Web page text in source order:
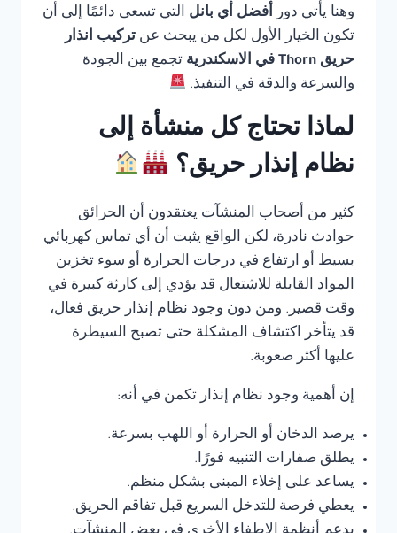
وهنا يأتي دور أفضل أي بانل التي تسعى دائمًا إلى أن
تكون الخيار الأول لكل من يبحث عن تركيب انذار
حريق Thorn في الاسكندرية
تجمع بين الجودة
والسرعة والدقة في التنفيذ.
لماذا تحتاج كل منشأة إلى
نظام إنذار حريق؟
كثير من أصحاب المنشآت يعتقدون أن الحرائق
حوادث نادرة، لكن الواقع يثبت أن أي تماس كهربائي
بسيط أو ارتفاع في درجات الحرارة أو سوء تخزين
المواد القابلة للاشتعال قد يؤدي إلى كارثة كبيرة في
وقت قصير. ومن دون وجود نظام إنذار حريق فعال،
قد يتأخر اكتشاف المشكلة حتى تصبح السيطرة
عليها أكثر صعوبة.
إن أهمية وجود نظام إنذار تكمن في أنه:
يرصد الدخان أو الحرارة أو اللهب بسرعة.
يطلق صفارات التنبيه فورًا.
يساعد على إخلاء المبنى بشكل منظم.
يعطي فرصة للتدخل السريع قبل تفاقم الحريق.